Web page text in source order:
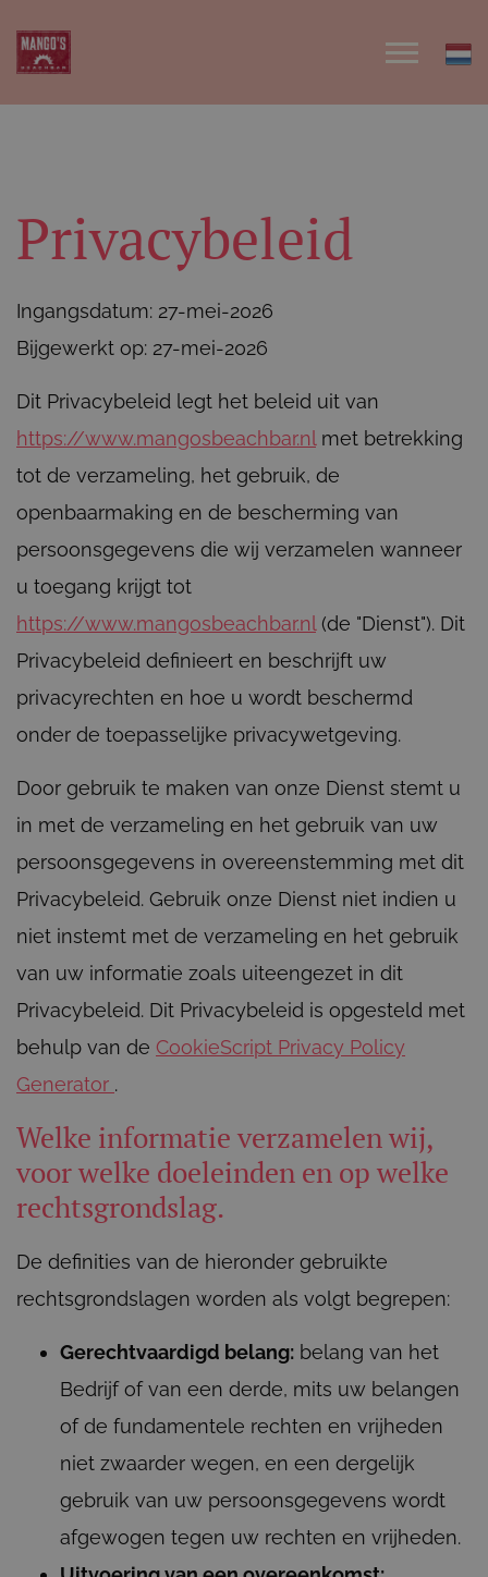
Privacybeleid
Ingangsdatum: 27-mei-2026
Bijgewerkt op: 27-mei-2026
Dit Privacybeleid legt het beleid uit van
https://www.mangosbeachbar.nl met betrekking
tot de verzameling, het gebruik, de
openbaarmaking en de bescherming van
persoonsgegevens die wij verzamelen wanneer
u toegang krijgt tot
https://www.mangosbeachbar.nl (de "Dienst"). Dit
Privacybeleid definieert en beschrijft uw
privacyrechten en hoe u wordt beschermd
onder de toepasselijke privacywetgeving.
Door gebruik te maken van onze Dienst stemt u
in met de verzameling en het gebruik van uw
persoonsgegevens in overeenstemming met dit
Privacybeleid. Gebruik onze Dienst niet indien u
niet instemt met de verzameling en het gebruik
van uw informatie zoals uiteengezet in dit
Privacybeleid. Dit Privacybeleid is opgesteld met
behulp van de CookieScript Privacy Policy
Generator .
Welke informatie verzamelen wij,
voor welke doeleinden en op welke
rechtsgrondslag.
De definities van de hieronder gebruikte
rechtsgrondslagen worden als volgt begrepen:
Gerechtvaardigd belang: belang van het
Bedrijf of van een derde, mits uw belangen
of de fundamentele rechten en vrijheden
niet zwaarder wegen, en een dergelijk
gebruik van uw persoonsgegevens wordt
afgewogen tegen uw rechten en vrijheden.